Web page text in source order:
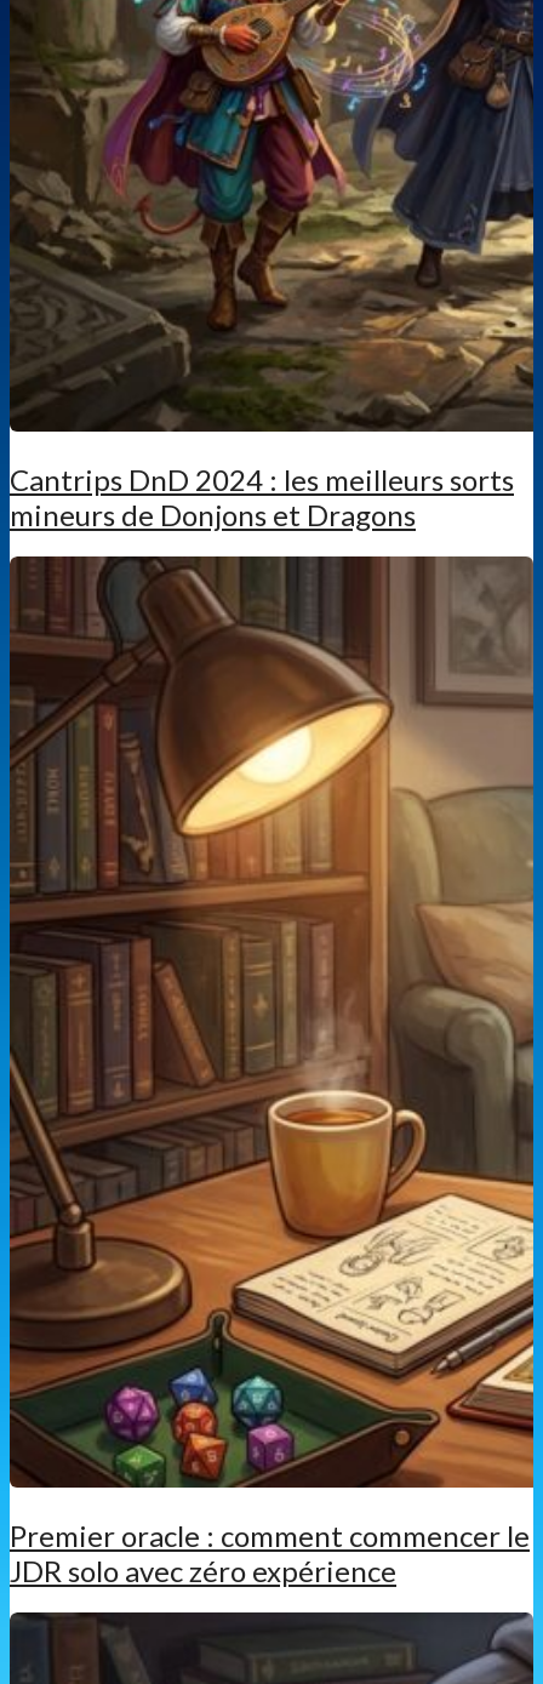
Cantrips DnD 2024 : les meilleurs sorts
mineurs de Donjons et Dragons
Premier oracle : comment commencer le
JDR solo avec zéro expérience